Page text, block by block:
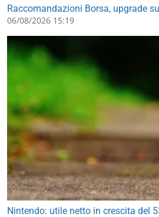
Raccomandazioni Borsa, upgrade
06/08/2026 15:19
Nintendo: utile netto in crescita del